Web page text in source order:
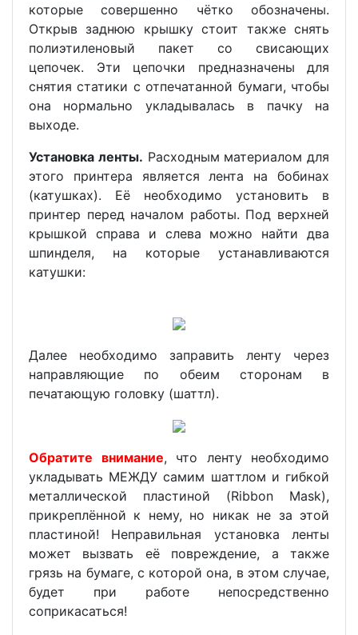
которые совершенно чётко обозначены.
Открыв заднюю крышку стоит также снять
полиэтиленовый пакет со свисающих
цепочек. Эти цепочки предназначены для
снятия статики с отпечатанной бумаги, чтобы
она нормально укладывалась в пачку на
выходе.
Установка ленты. Расходным материалом для
этого принтера является лента на бобинах
(катушках). Её необходимо установить в
принтер перед началом работы. Под верхней
крышкой справа и слева можно найти два
шпинделя, на которые устанавливаются
катушки:
Далее необходимо заправить ленту через
направляющие по обеим сторонам в
печатающую головку (шаттл).
Обратите внимание, что ленту необходимо
укладывать МЕЖДУ самим шаттлом и гибкой
металлической пластиной (Ribbon Mask),
прикреплённой к нему, но никак не за этой
пластиной! Неправильная установка ленты
может вызвать её повреждение, а также
грязь на бумаге, с которой она, в этом случае,
будет при работе непосредственно
соприкасаться!